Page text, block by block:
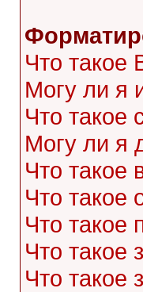
Что такое
Могу ли я
Что такое
Могу ли я
Что такое
Что такое
Что такое
Что такое
Что такое